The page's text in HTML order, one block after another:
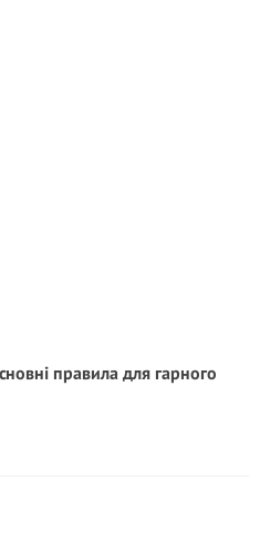
правила для гарного